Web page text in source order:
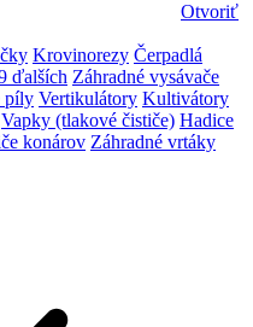
Otvoriť
Krovinorezy Čerpadlá
ďalších Záhradné vysávače
píly Vertikulátory Kultivátory
Vapky (tlakové čističe) Hadice
konárov Záhradné vrtáky